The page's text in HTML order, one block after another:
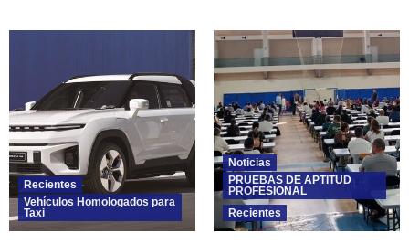
Recientes
Vehículos Homologados para
Taxi
Noticias
PRUEBAS DE APTITUD
PROFESIONAL
Recientes